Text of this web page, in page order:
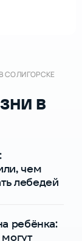
СОЛИГОРСКЕ
В
чем
лебедей
ребёнка: